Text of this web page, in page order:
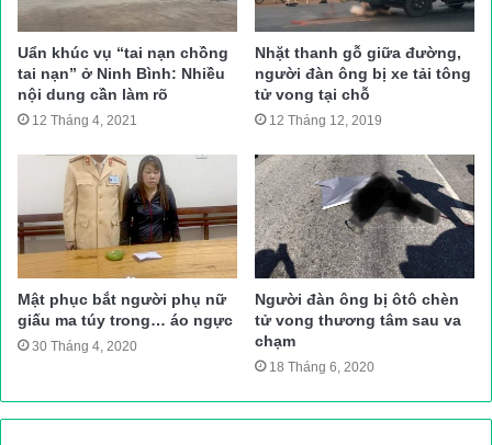
là xe của ông Tấn vừa mua.
Nguồn bài viết:ATGT.VN
Uẩn khúc vụ “tai nạn chồng
tai nạn” ở Ninh Bình: Nhiều
nội dung cần làm rõ
12 Tháng 4, 2021
Nhặt thanh gỗ giữa đường,
người đàn ông bị xe tải tông
tử vong tại chỗ
12 Tháng 12, 2019
Mật phục bắt người phụ nữ
giấu ma túy trong… áo ngực
30 Tháng 4, 2020
Người đàn ông bị ôtô chèn
tử vong thương tâm sau va
chạm
18 Tháng 6, 2020